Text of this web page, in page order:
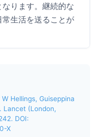
ります。継続的な
生活を送ることが
Hellings, Guiseppina
Lancet (London,
DOI:
X